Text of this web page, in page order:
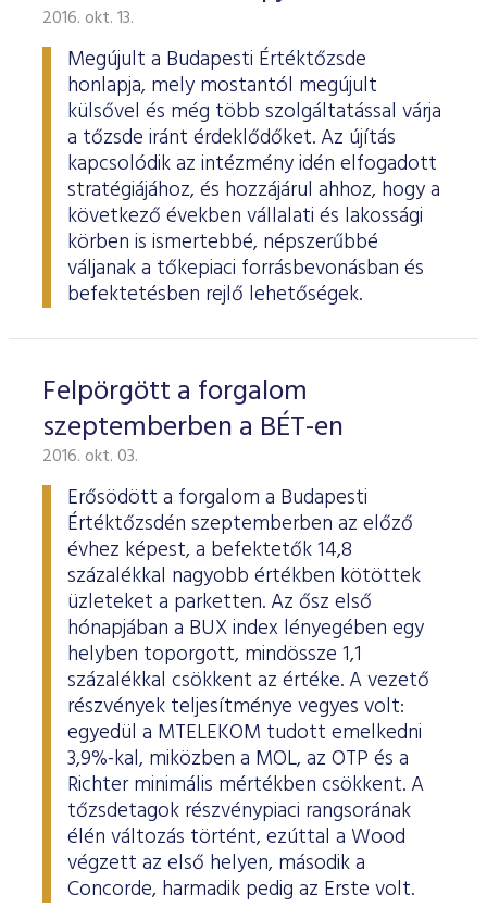
2016. okt. 13.
Megújult a Budapesti Értéktőzsde
honlapja, mely mostantól megújult
külsővel és még több szolgáltatással várja
a tőzsde iránt érdeklődőket. Az újítás
kapcsolódik az intézmény idén elfogadott
stratégiájához, és hozzájárul ahhoz, hogy a
következő években vállalati és lakossági
körben is ismertebbé, népszerűbbé
váljanak a tőkepiaci forrásbevonásban és
befektetésben rejlő lehetőségek.
Felpörgött a forgalom
szeptemberben a BÉT-en
2016. okt. 03.
Erősödött a forgalom a Budapesti
Értéktőzsdén szeptemberben az előző
évhez képest, a befektetők 14,8
százalékkal nagyobb értékben kötöttek
üzleteket a parketten. Az ősz első
hónapjában a BUX index lényegében egy
helyben toporgott, mindössze 1,1
százalékkal csökkent az értéke. A vezető
részvények teljesítménye vegyes volt:
egyedül a MTELEKOM tudott emelkedni
3,9%-kal, miközben a MOL, az OTP és a
Richter minimális mértékben csökkent. A
tőzsdetagok részvénypiaci rangsorának
élén változás történt, ezúttal a Wood
végzett az első helyen, második a
Concorde, harmadik pedig az Erste volt.